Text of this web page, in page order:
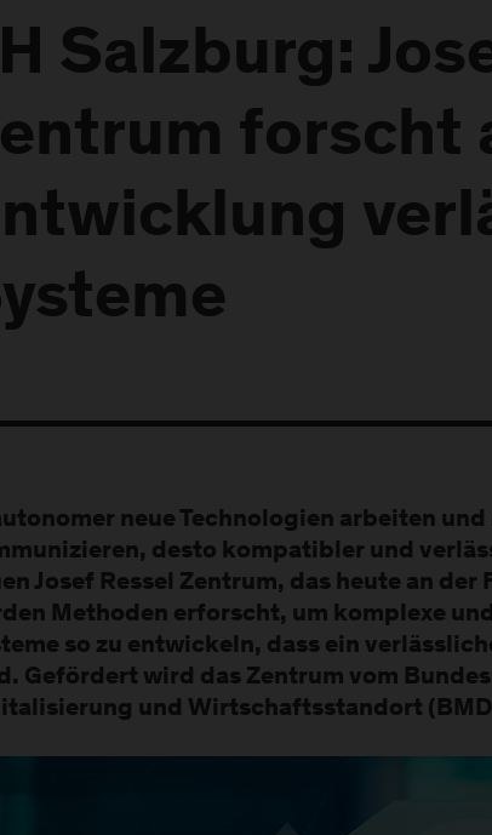
Salzburg:
forscht
neue Technologien arbeiten
desto kompatibler und
Josef Ressel Zentrum, das heute an
Methoden erforscht, um komplexe
so zu entwickeln, dass ein
Gefördert wird das Zentrum vom
und Wirtschaftsstandort